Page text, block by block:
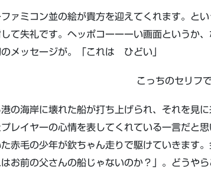
ァミコン並の絵が貴方を迎えてくれます。と
て失礼です。ヘッポコーーーい画面というか
メッセージが。「これは ひどい」
こっちのセリフ
の海岸に壊れた船が打ち上げられ、それを見
レイヤーの心情を表してくれている一言だと
赤毛の少年が欽ちゃん走りで駆けていきます
お前の父さんの船じゃないのか？」。どうや